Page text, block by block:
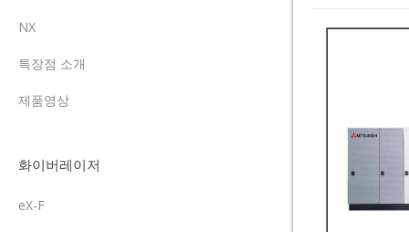
NX
특장점 소개
제품영상
화이버레이저
eX-F